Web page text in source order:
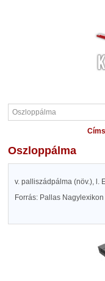
Oszloppálma
v. palliszádpálma (növ.), l.
Forrás: Pallas Nagylexikon